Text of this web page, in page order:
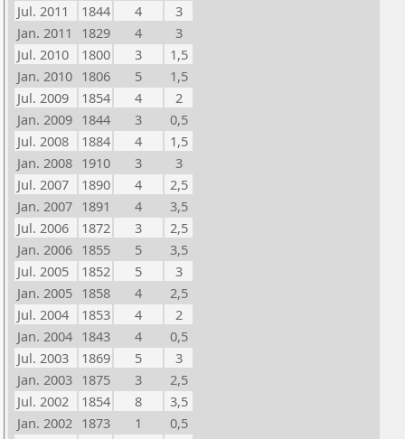
Jul. 2011
1844 4
3
Jan. 2011
1829 4
3
Jul. 2010
1800 3
1,5
Jan. 2010 1806 5
1,5
Jul. 2009
1854 4
2
Jan. 2009 1844 3
0,5
Jul. 2008
1884 4
1,5
Jan. 2008 1910 3
3
Jul. 2007
1890 4
2,5
Jan. 2007 1891 4
3,5
Jul. 2006
1872 3
2,5
Jan. 2006 1855 5
3,5
Jul. 2005
1852 5
3
Jan. 2005 1858 4
2,5
Jul. 2004
1853 4
2
Jan. 2004 1843 4
0,5
Jul. 2003
1869 5
3
Jan. 2003 1875 3
2,5
Jul. 2002
1854 8
3,5
Jan. 2002 1873 1
0,5